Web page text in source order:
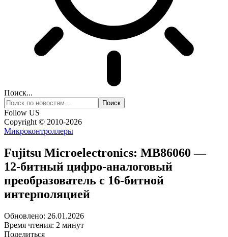
Поиск...
Follow US
Copyright © 2010-2026
Микроконтроллеры
Fujitsu Microelectronics: MB86060 —
12-битный цифро-аналоговый
преобразователь с 16-битной
интерполяцией
Обновлено: 26.01.2026
Время чтения: 2 минут
Поделиться